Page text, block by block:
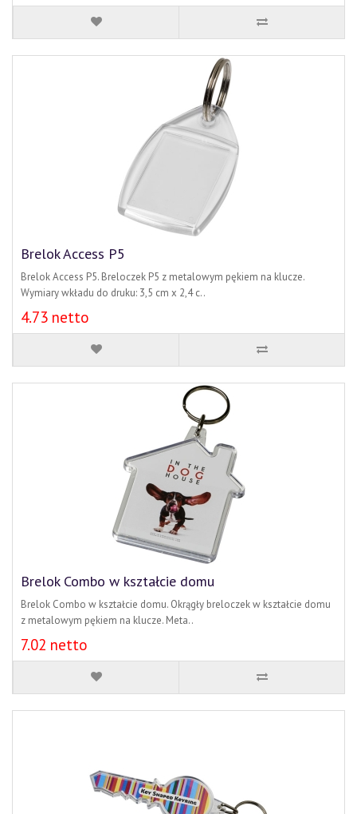
Brelok Access P5
Brelok Access P5. Breloczek P5 z metalowym pękiem na klucze.
Wymiary wkładu do druku: 3,5 cm x 2,4 c..
4.73 netto
Brelok Combo w kształcie domu
Brelok Combo w kształcie domu. Okrągły breloczek w kształcie domu
z metalowym pękiem na klucze. Meta..
7.02 netto